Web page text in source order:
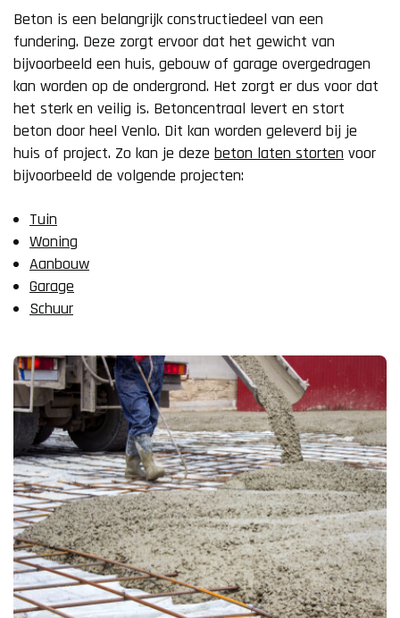
Beton is een belangrijk constructiedeel van een
fundering. Deze zorgt ervoor dat het gewicht van
bijvoorbeeld een huis, gebouw of garage overgedragen
kan worden op de ondergrond. Het zorgt er dus voor dat
het sterk en veilig is. Betoncentraal levert en stort
beton door heel Venlo. Dit kan worden geleverd bij je
huis of project. Zo kan je deze beton laten storten voor
bijvoorbeeld de volgende projecten:
Tuin
Woning
Aanbouw
Garage
Schuur